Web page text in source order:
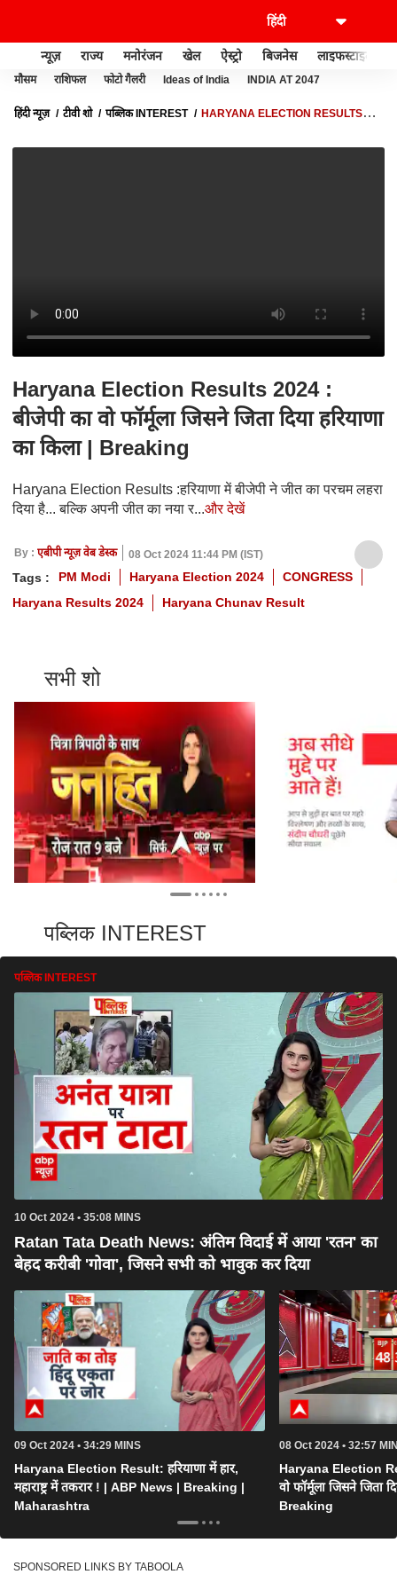
न्यूज़ राज्य मनोरंजन खेल ऐस्ट्रो बिजनेस लाइफस्टाइल
मौसम राशिफल फोटो गैलरी Ideas of India INDIA AT 2047
हिंदी न्यूज़ टीवी शो पब्लिक INTEREST
HARYANA ELECTION RESULTS
Haryana Election Results 2024 :
बीजेपी का वो फॉर्मूला जिसने जिता दिया हरियाणा
का किला | Breaking
Haryana Election Results :हरियाणा में बीजेपी ने जीत का परचम लहरा
दिया है... बल्कि अपनी जीत का नया र...और देखें
By : एबीपी न्यूज़ वेब डेस्क 08 Oct 2024 11:44 PM (IST)
Tags : PM Modi Haryana Election 2024
CONGRESS
Haryana Results 2024
Haryana Chunav Result
सभी शो
पब्लिक INTEREST
पब्लिक INTEREST
10 Oct 2024 • 35:08 MINS
Ratan Tata Death News: अंतिम विदाई में आया 'रतन' का
बेहद करीबी 'गोवा', जिसने सभी को भावुक कर दिया
09 Oct 2024 • 34:29 MINS
Haryana Election Result: हरियाणा में हार,
महाराष्ट्र में तकरार ! | ABP News | Breaking |
Maharashtra
08 Oct 2024 • 32:57
Haryana Election
वो फॉर्मूला जिसने जिता
Breaking
SPONSORED LINKS BY TABOOLA